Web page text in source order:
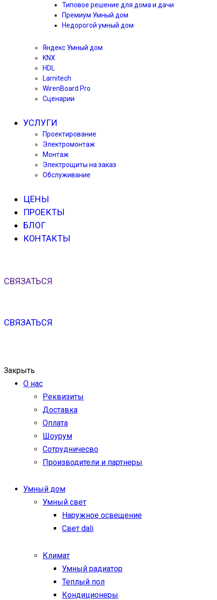
Типовое решение для дома и дачи
Премиум Умный дом
Недорогой умный дом
Яндекс Умный дом
KNX
HDL
Larnitech
WirenBoard Pro
Сценарии
УСЛУГИ
Проектирование
Электромонтаж
Монтаж
Электрощиты на заказ
Обслуживание
ЦЕНЫ
ПРОЕКТЫ
БЛОГ
КОНТАКТЫ
СВЯЗАТЬСЯ
СВЯЗАТЬСЯ
Закрыть
О нас
Реквизиты
Доставка
Оплата
Шоурум
Сотрудничесво
Производители и партнеры
Умный дом
Умный свет
Наружное освещение
Свет dali
Климат
Умный радиатор
Теплый пол
Кондиционеры